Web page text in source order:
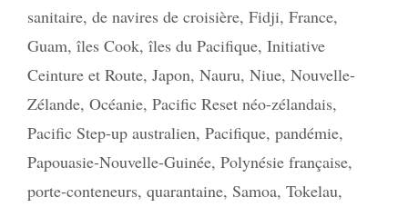
sanitaire, de navires de croisière, Fidji, France,
Guam, îles Cook, îles du Pacifique, Initiative
Ceinture et Route, Japon, Nauru, Niue, Nouvelle-
Zélande, Océanie, Pacific Reset néo-zélandais,
Pacific Step-up australien, Pacifique, pandémie,
Papouasie-Nouvelle-Guinée, Polynésie française,
porte-conteneurs, quarantaine, Samoa, Tokelau,